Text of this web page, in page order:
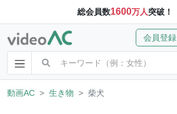
総会員数1600万人突破！
会員登録
動画AC 生き物 柴犬